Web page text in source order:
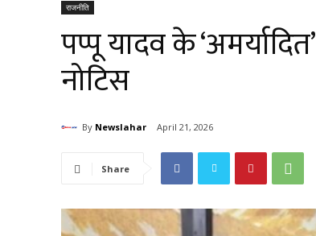
राजनीति
पप्पू यादव के
नोटिस
By Newslahar April 21, 2026
Share